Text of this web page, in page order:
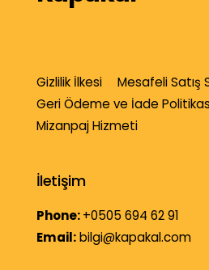
Gizlilik İlkesi
Mesafeli Satış
Geri Ödeme ve İade
Mizanpaj Hizmeti
İletişim
Phone:+0505 694 62 91
Email:bilgi@kapakal.com